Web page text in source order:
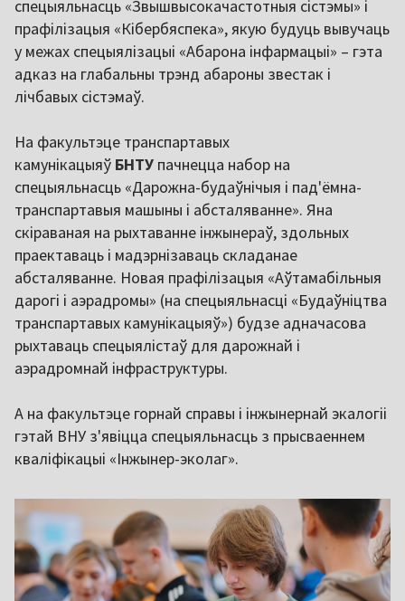
спецыяльнасць «Звышвысокачастотныя сістэмы» і
прафілізацыя «Кібербяспека», якую будуць вывучаць
у межах спецыялізацыі «Абарона інфармацыі» – гэта
адказ на глабальны трэнд абароны звестак і
лічбавых сістэмаў.
На факультэце транспартавых
камунікацыяў БНТУ пачнецца набор на
спецыяльнасць «Дарожна-будаўнічыя і пад'ёмна-
транспартавыя машыны і абсталяванне». Яна
скіраваная на рыхтаванне інжынераў, здольных
праектаваць і мадэрнізаваць складанае
абсталяванне. Новая прафілізацыя «Аўтамабільныя
дарогі і аэрадромы» (на спецыяльнасці «Будаўніцтва
транспартавых камунікацыяў») будзе адначасова
рыхтаваць спецыялістаў для дарожнай і
аэрадромнай інфраструктуры.
А на факультэце горнай справы і інжынернай экалогіі
гэтай ВНУ з'явіцца спецыяльнасць з прысваеннем
кваліфікацыі «Інжынер-эколаг».